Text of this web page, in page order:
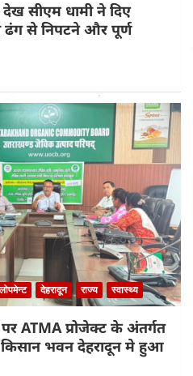
सीएम धामी ने दिए
ढंग से निपटने और पूर्ण
देहरादून राज्य स्वास्थ्य
ATMA प्रोजेक्ट के अंतर्गत
किसान भवन देहरादून मे हुआ